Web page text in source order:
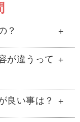
？
通夜 > 葬儀 >
て慣習なども
などについて
普通です。専
が違うって
ですので、じ
良い事は？